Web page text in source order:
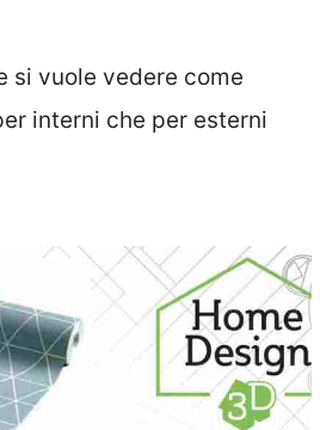
si vuole vedere come
interni che per esterni